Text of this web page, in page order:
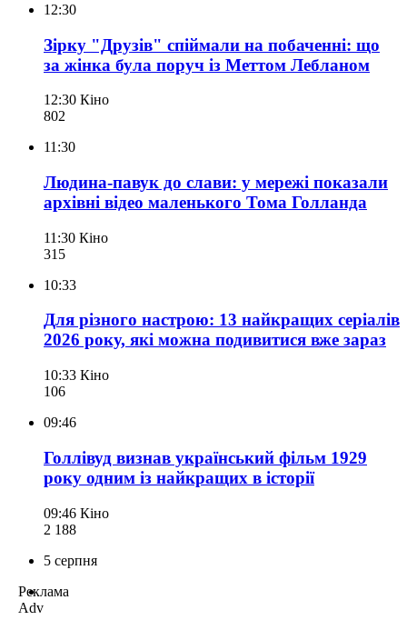
12:30
Зірку "Друзів" спіймали на побаченні: що
за жінка була поруч із Меттом Лебланом
12:30 Кіно
802
11:30
Людина-павук до слави: у мережі показали
архівні відео маленького Тома Голланда
11:30 Кіно
315
10:33
Для різного настрою: 13 найкращих серіалів
2026 року, які можна подивитися вже зараз
10:33 Кіно
106
09:46
Голлівуд визнав український фільм 1929
року одним із найкращих в історії
09:46 Кіно
2 188
5 серпня
Реклама
Adv